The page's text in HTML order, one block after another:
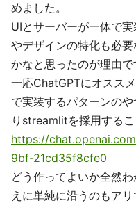
めました。
UIとサーバーが一体で
やデザインの特化も必
かなと思ったのが理由で
一応ChatGPTにオスス
で実装するパターンの
りstreamlitを採用するこ
https://
9bf-21cd35f8cfe0
どう作ってよいか全然
えに単純に沿うのもアリ